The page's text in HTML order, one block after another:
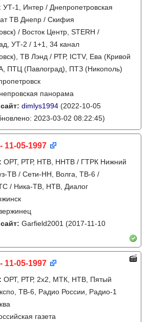
УТ-1, Интер / Днепропетровская
ТВ Днепр / Скифия
/ Восток Центр, STERH /
УТ-2 / 1+1, 34 канал
ТВ Лэнд / РТР, ICTV, Ева (Кривой
ПТЦ (Павлоград), ПТЗ (Никополь)
панорама
dimlys1994 (2022-10-05
2023-03-02 08:22:45)
11-05-1997
: ОРТ, РТР, НТВ, ННТВ / ГТРК Нижний
ТВ / Сети-НН, Волга, ТВ-6 /
/ Ника-ТВ, НТВ, Диалог
Garfield2001 (2017-11-10
11-05-1997
: ОРТ, РТР, 2х2, МТК, НТВ, Пятый
ТВ-6, Радио России, Радио-1
газета